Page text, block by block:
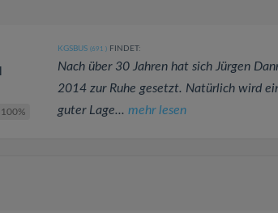
100%
KGSBUS (691 )FINDET:
Nach über 30 Jahren hat sich Jürgen
2014 zur Ruhe gesetzt. Natürlich wird
guter Lage... mehr lesen